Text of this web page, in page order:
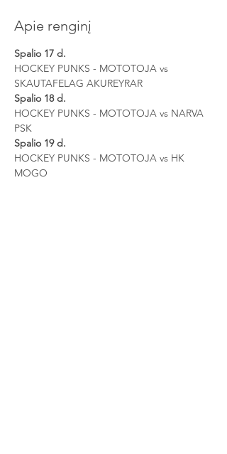
Apie renginį
Spalio 17 d.
HOCKEY PUNKS - MOTOTOJA vs
SKAUTAFELAG AKUREYRAR
Spalio 18 d.
HOCKEY PUNKS - MOTOTOJA vs NARVA
PSK
Spalio 19 d.
HOCKEY PUNKS - MOTOTOJA vs HK
MOGO